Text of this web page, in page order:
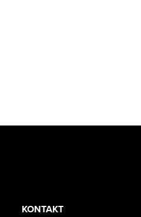
KONTAKT